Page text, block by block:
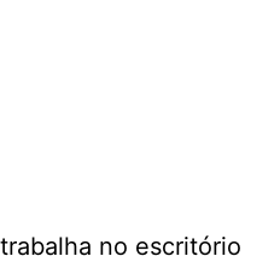
no escritório